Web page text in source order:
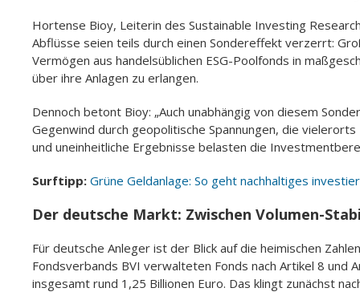
Hortense Bioy, Leiterin des Sustainable Investing
Abflüsse seien teils durch einen Sondereffekt verzerrt:
Vermögen aus handelsüblichen ESG-Poolfonds in
über ihre Anlagen zu erlangen.
Dennoch betont Bioy: „Auch unabhängig von diesem
Gegenwind durch geopolitische Spannungen, die
und uneinheitliche Ergebnisse belasten die
Surftipp: Grüne Geldanlage: So geht nachhaltiges
Der deutsche Markt: Zwischen Volumen-
Für deutsche Anleger ist der Blick auf die heimischen
Fondsverbands BVI verwalteten Fonds nach Artikel 8 und
insgesamt rund 1,25 Billionen Euro. Das klingt zunächst